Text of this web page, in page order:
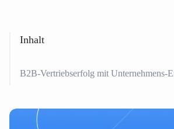
Inhalt
B2B-Vertriebserfolg mit Unternehmens-